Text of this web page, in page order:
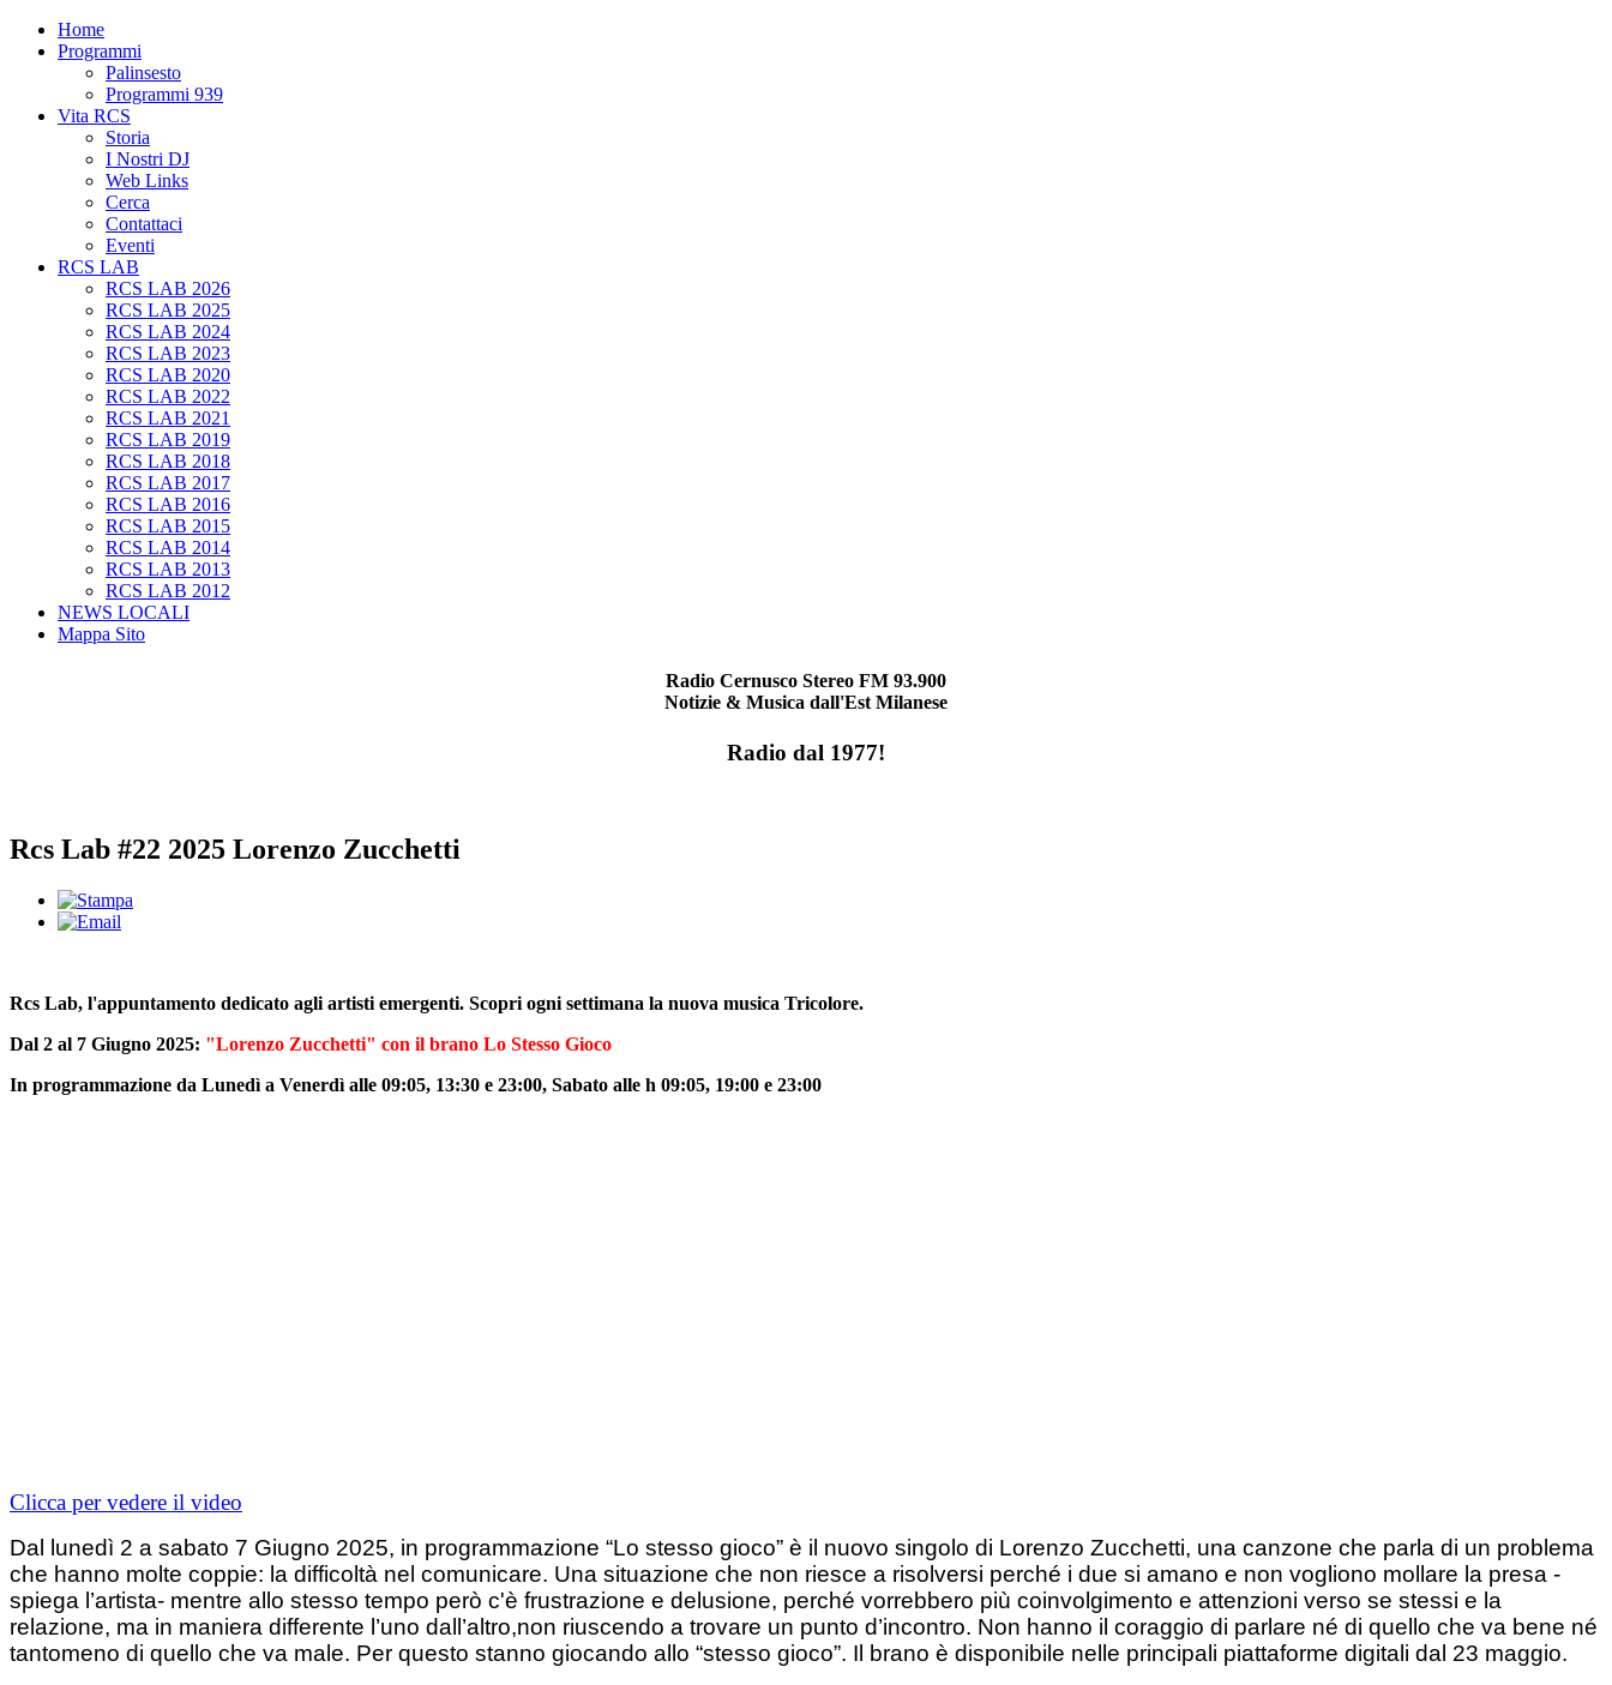
Home
Programmi
Palinsesto
Programmi 939
Vita RCS
Storia
I Nostri DJ
Web Links
Cerca
Contattaci
Eventi
RCS LAB
RCS LAB 2026
RCS LAB 2025
RCS LAB 2024
RCS LAB 2023
RCS LAB 2020
RCS LAB 2022
RCS LAB 2021
RCS LAB 2019
RCS LAB 2018
RCS LAB 2017
RCS LAB 2016
RCS LAB 2015
RCS LAB 2014
RCS LAB 2013
RCS LAB 2012
NEWS LOCALI
Mappa Sito
Radio Cernusco Stereo FM 93.900
Notizie & Musica dall'Est Milanese
Radio dal 1977!
Rcs Lab #22 2025 Lorenzo Zucchetti
Rcs Lab, l'appuntamento dedicato agli artisti emergenti. Scopri ogni settimana la nuova musica Tricolore.
Dal 2 al 7 Giugno 2025: "Lorenzo Zucchetti" con il brano Lo Stesso Gioco
In programmazione da Lunedì a Venerdì alle 09:05, 13:30 e 23:00, Sabato alle h 09:05, 19:00 e 23:00
Clicca per vedere il video
Dal lunedì 2 a sabato 7 Giugno 2025, in programmazione “Lo stesso gioco” è il nuovo singolo di Lorenzo Zucchetti, una canzone che parla di un problema
che hanno molte coppie: la difficoltà nel comunicare. Una situazione che non riesce a risolversi perché i due si amano e non vogliono mollare la presa -
spiega l’artista- mentre allo stesso tempo però c'è frustrazione e delusione, perché vorrebbero più coinvolgimento e attenzioni verso se stessi e la
relazione, ma in maniera differente l’uno dall’altro,non riuscendo a trovare un punto d’incontro. Non hanno il coraggio di parlare né di quello che va bene né
tantomeno di quello che va male. Per questo stanno giocando allo “stesso gioco”. Il brano è disponibile nelle principali piattaforme digitali dal 23 maggio.